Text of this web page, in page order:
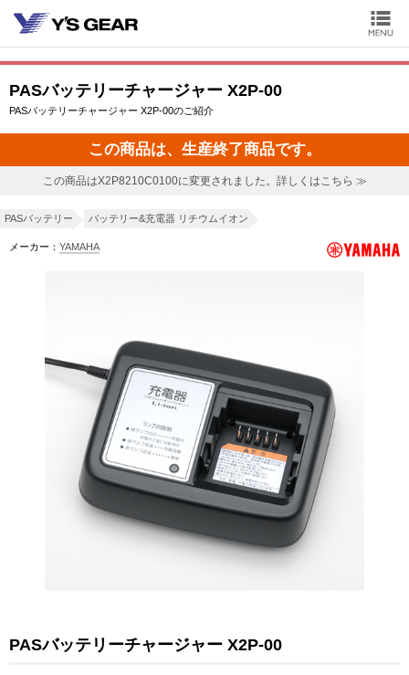
PASバッテリーチャージャー X2P-00
PASバッテリーチャージャー X2P-00のご紹介
この商品は、生産終了商品です。
この商品はX2P8210C0100に変更されました。詳しくはこちら ≫
PASバッテリー バッテリー&充電器 リチウムイオン
メーカー： YAMAHA
PASバッテリーチャージャー X2P-00